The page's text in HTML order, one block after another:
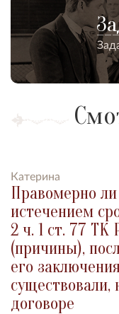
Катерина
Правомерно ли
истечением
2 ч. 1 ст. 77 ТК
(причины),
его
существовали,
договоре